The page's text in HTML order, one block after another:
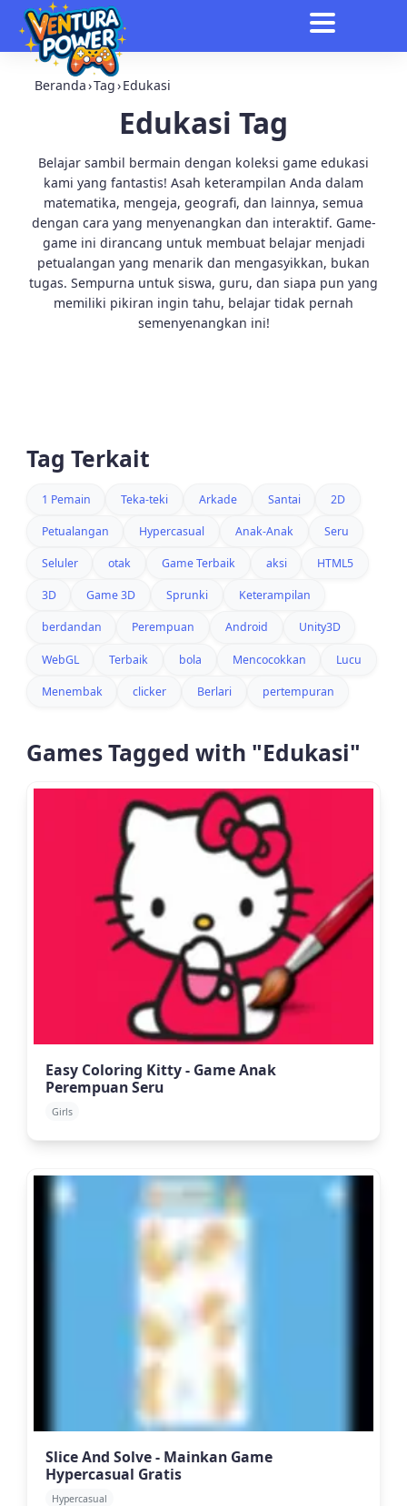
Beranda›Tag›Edukasi
Edukasi Tag
Belajar sambil bermain dengan koleksi game edukasi
kami yang fantastis! Asah keterampilan Anda dalam
matematika, mengeja, geografi, dan lainnya, semua
dengan cara yang menyenangkan dan interaktif. Game-
game ini dirancang untuk membuat belajar menjadi
petualangan yang menarik dan mengasyikkan, bukan
tugas. Sempurna untuk siswa, guru, dan siapa pun yang
memiliki pikiran ingin tahu, belajar tidak pernah
semenyenangkan ini!
Tag Terkait
1 Pemain Teka-teki Arkade Santai 2D
Petualangan Hypercasual Anak-Anak Seru
Seluler otak Game Terbaik aksi HTML5
3D Game 3D Sprunki Keterampilan
berdandan Perempuan Android Unity3D
WebGL Terbaik bola Mencocokkan Lucu
Menembak clicker Berlari pertempuran
Games Tagged with "Edukasi"
Easy Coloring Kitty - Game Anak
Perempuan Seru
Girls
Slice And Solve - Mainkan Game
Hypercasual Gratis
Hypercasual